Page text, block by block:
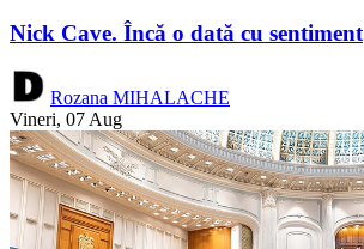
Nick Cave. Încă o dată cu sentiment
Rozana MIHALACHE
Vineri, 07 Aug